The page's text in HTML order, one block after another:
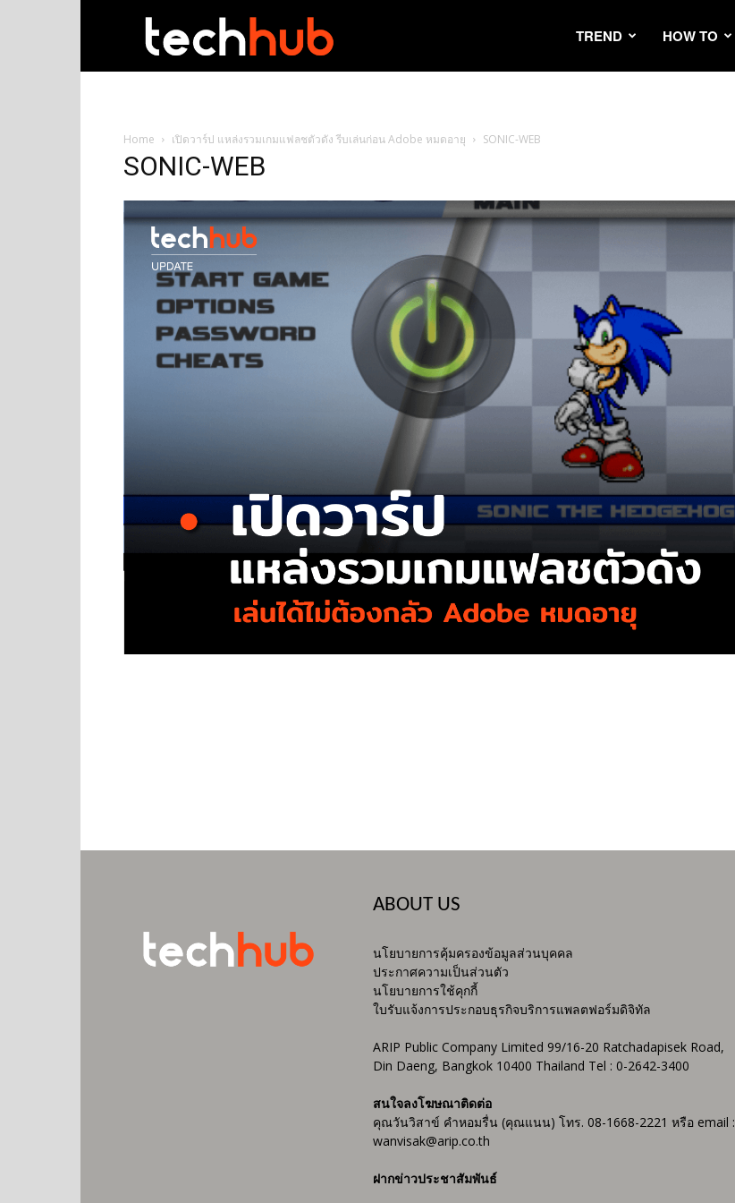
TREND HOW TO
Home เปิดวาร์ป แหล่งรวมเกมแฟลชตัวดัง รีบเล่นก่อน Adobe หมดอายุ SONIC-WEB
SONIC-WEB
ABOUT US
นโยบายการคุ้มครองข้อมูลส่วนบุคคล
ประกาศความเป็นส่วนตัว
นโยบายการใช้คุกกี้
ใบรับแจ้งการประกอบธุรกิจบริการแพลตฟอร์มดิจิทัล
ARIP Public Company Limited 99/16-20 Ratchadapisek Road,
Din Daeng, Bangkok 10400 Thailand Tel : 0-2642-3400
สนใจลงโฆษณาติดต่อ
คุณวันวิสาข์ คำหอมรื่น (คุณแนน) โทร. 08-1668-2221 หรือ email :
wanvisak@arip.co.th
ฝากข่าวประชาสัมพันธ์